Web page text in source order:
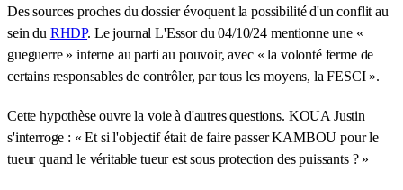
Des sources proches du dossier évoquent la possibilité d'un conflit au
sein du RHDP. Le journal L'Essor du 04/10/24 mentionne une «
gueguerre » interne au parti au pouvoir, avec « la volonté ferme de
certains responsables de contrôler, par tous les moyens, la FESCI ».
Cette hypothèse ouvre la voie à d'autres questions. KOUA Justin
s'interroge : « Et si l'objectif était de faire passer KAMBOU pour le
tueur quand le véritable tueur est sous protection des puissants ? »